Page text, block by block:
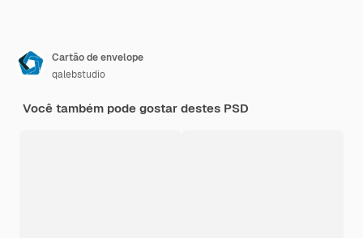
Cartão de envelope
qalebstudio
Você também pode gostar destes PSD